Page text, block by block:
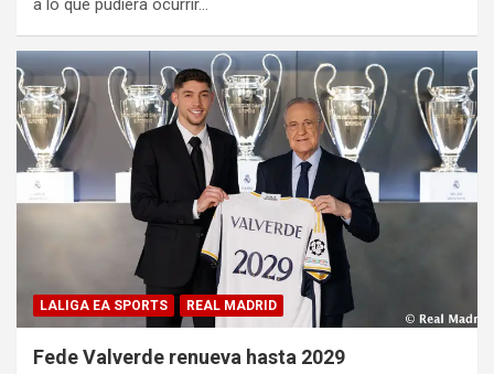
a lo que pudiera ocurrir…
LALIGA EA SPORTS REAL MADRID
Fede Valverde renueva hasta 2029